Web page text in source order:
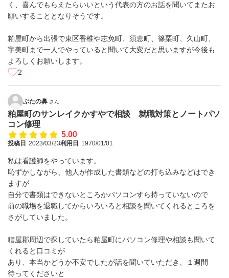
く、喜んでもらえたらいいという代表の方のお話を聞いてまたお
願いすることとなりそうです。
粕屋町から出張で東区香椎や志免町、須恵町、篠栗町、久山町、
宇美町まで一人でやっていると聞いて大変だと思いますが今後も
よろしくお願いします。
2
ぶたの鼻 さん
粕屋町のサンレイクかすやで相談 就職対策とノートパソ
コン修理
5.00
投稿日 2023/03/23利用日 1970/01/01
私は看護師をやっています。
恥ずかしながら、他人が作成した書類などの打ち込みなどはでき
ますが
自分で書類はできないところかパソコンすら持っていないので
前の職場を退職してからいろいろと相談を聞いてくれるところを
さがしていました。
糟屋郡周辺で探していたら粕屋町にパソコン修理や相談も聞いて
くれると口コミが
あり、本当かどうか不安でしたが話を聞いていただき、１週間
待ってくださいと